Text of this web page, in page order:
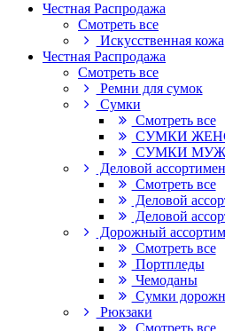
Честная Распродажа
Смотреть все
Искусственная кожа
Честная Распродажа
Смотреть все
Ремни для сумок
Сумки
Смотреть все
СУМКИ
СУМКИ
Деловой
Смотреть все
Деловой
Деловой
Дорожный
Смотреть все
Портпледы
Чемоданы
Сумки
Рюкзаки
Смотреть все